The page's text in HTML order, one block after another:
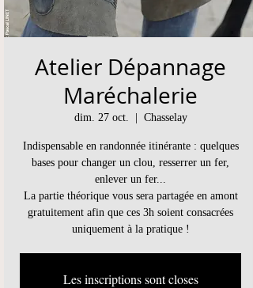
Atelier Dépannage
Maréchalerie
dim. 27 oct. Chasselay
Indispensable en randonnée itinérante : quelques
bases pour changer un clou, resserrer un fer,
enlever un fer...
La partie théorique vous sera partagée en amont
gratuitement afin que ces 3h soient consacrées
uniquement à la pratique !
Les inscriptions sont closes